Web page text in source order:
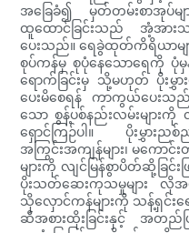
အခြေခံ၍ မှတ်တမ်းစာအုပ်မျာ
ထူထောင်ခြင်းသည် အံ့အာ
ပေးသည်။ ရေခွဲထုတ်ကိရိယာ
စုပ်ကန်မှ စုပုံနေသောရေကို
ရောက်ခြင်းမှ သို့မဟုတ် ပိုးမွှား
ပေးမိစေရန် ကာကွယ်ပေး
သော စွန့်ပစ်နည်းလမ်းများ
ရှောင်ကြဉ်ပါ။ ပိုးမွှား
အကြွင်းအကျန်များ၊ မကေ
များကို လျင်မြန်စွာပိတ်ဆို့ခြ
ပိုးသတ်ဆေးကုသမှုများ လိုအပ်
သိုလှောင်ကန်များကို သန့်ရှင်းရ
ဆီအစားထိုးခြင်းနှင့် အတည်